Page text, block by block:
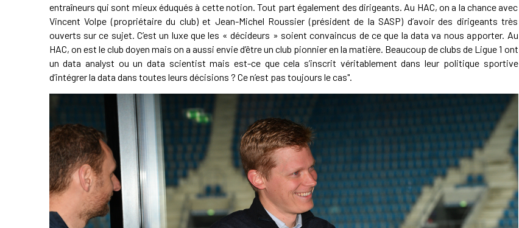
entraîneurs qui sont mieux éduqués à cette notion. Tout part également des dirigeants. Au HAC, on a la chance avec
Vincent Volpe (propriétaire du club) et Jean-Michel Roussier (président de la SASP) d’avoir des dirigeants très
ouverts sur ce sujet. C’est un luxe que les « décideurs » soient convaincus de ce que la data va nous apporter. Au
HAC, on est le club doyen mais on a aussi envie d’être un club pionnier en la matière. Beaucoup de clubs de Ligue 1 ont
un data analyst ou un data scientist mais est-ce que cela s’inscrit véritablement dans leur politique sportive
d’intégrer la data dans toutes leurs décisions ? Ce n’est pas toujours le cas".